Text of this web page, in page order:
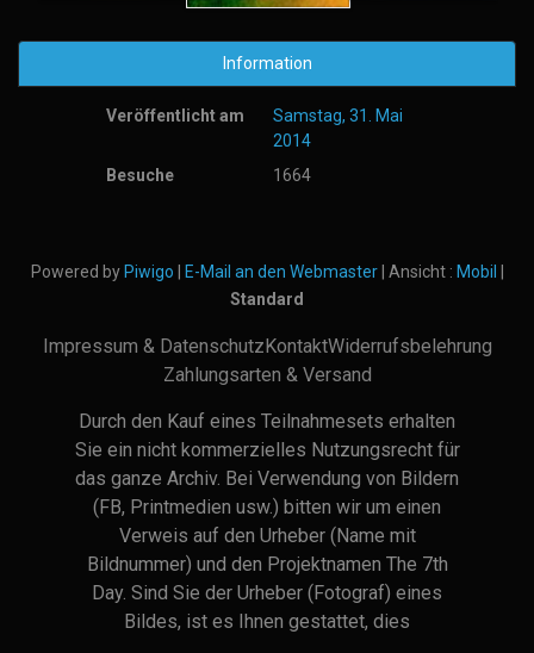
Information
Veröffentlicht am
Samstag, 31. Mai
2014
Besuche
1664
Powered by Piwigo E-Mail an den Webmaster| Ansicht : Mobil
Standard
Impressum & DatenschutzKontaktWiderrufsbelehrung
Zahlungsarten & Versand
Durch den Kauf eines Teilnahmesets erhalten
Sie ein nicht kommerzielles Nutzungsrecht für
das ganze Archiv. Bei Verwendung von Bildern
(FB, Printmedien usw.) bitten wir um einen
Verweis auf den Urheber (Name mit
Bildnummer) und den Projektnamen The 7th
Day. Sind Sie der Urheber (Fotograf) eines
Bildes, ist es Ihnen gestattet, dies